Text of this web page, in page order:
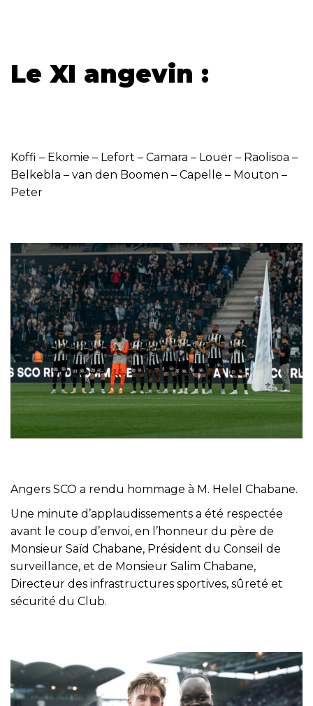
Le XI angevin :
Koffi – Ekomie – Lefort – Camara – Louër – Raolisoa –
Belkebla – van den Boomen – Capelle – Mouton –
Peter
Angers SCO a rendu hommage à M. Helel Chabane.
Une minute d’applaudissements a été respectée
avant le coup d’envoi, en l’honneur du père de
Monsieur Saïd Chabane, Président du Conseil de
surveillance, et de Monsieur Salim Chabane,
Directeur des infrastructures sportives, sûreté et
sécurité du Club.